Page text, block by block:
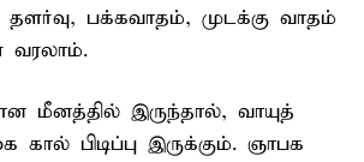
தளர்வு, பக்கவாதம், முடக்கு வாதம்
மீனத்தில் இருந்தால், வாயுத்
பிடிப்பு இருக்கும். ஞாபக